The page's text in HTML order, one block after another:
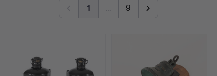
1 … 9